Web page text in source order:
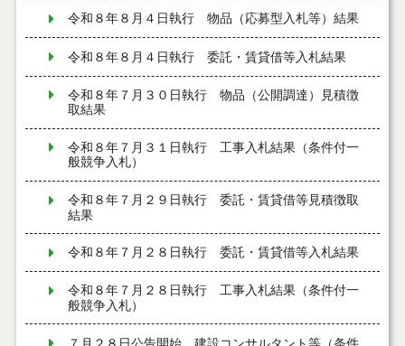
令和８年８月４日執行 物品（応募型入札等）結果
令和８年８月４日執行 委託・賃貸借等入札結果
令和８年７月３０日執行 物品（公開調達）見積徴
取結果
令和８年７月３１日執行 工事入札結果（条件付一
般競争入札）
令和８年７月２９日執行 委託・賃貸借等見積徴取
結果
令和８年７月２８日執行 委託・賃貸借等入札結果
令和８年７月２８日執行 工事入札結果（条件付一
般競争入札）